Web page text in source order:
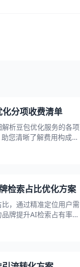
分项收费清单
析豆包优化服务的各项
您清晰了解费用构成，
检索占比优化方案
，通过精准定位用户需
牌提升AI检索占有率，